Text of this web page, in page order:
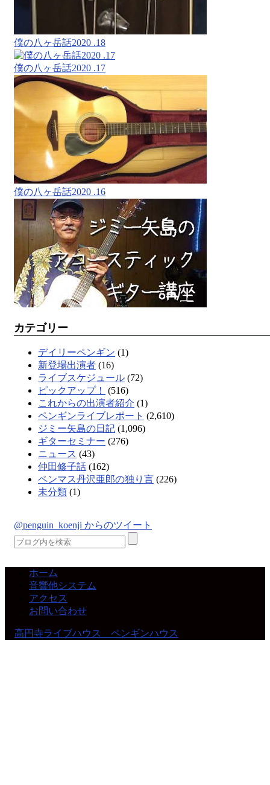
僕の八ヶ岳話2020 .18
僕の八ヶ岳話2020 .17
僕の八ヶ岳話2020 .16
カテゴリー
デイリーペンギン (1)
新登場出演者 (16)
ライブスケジュール (72)
ピックアップ！
(516)
これからの出演者紹介 (1)
ペンギンライブレポート (2,610)
ジミー矢島の日記 (1,096)
ギターセミナー (276)
ニュース (43)
仲田修子話 (162)
ペンマス丹沢亜郎の独り言 (226)
未分類 (1)
@penguin_koenji からのツイート
ホーム
音響他システム
アクセス
お問い合わせ
高円寺ライブハウス ペンギンハウス